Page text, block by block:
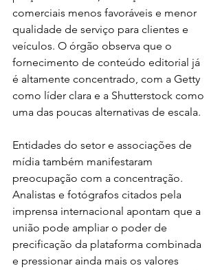
comerciais menos favoráveis e menor
qualidade de serviço para clientes e
veículos. O órgão observa que o
fornecimento de conteúdo editorial já
é altamente concentrado, com a Getty
como líder clara e a Shutterstock como
uma das poucas alternativas de escala.
Entidades do setor e associações de
mídia também manifestaram
preocupação com a concentração.
Analistas e fotógrafos citados pela
imprensa internacional apontam que a
união pode ampliar o poder de
precificação da plataforma combinada
e pressionar ainda mais os valores